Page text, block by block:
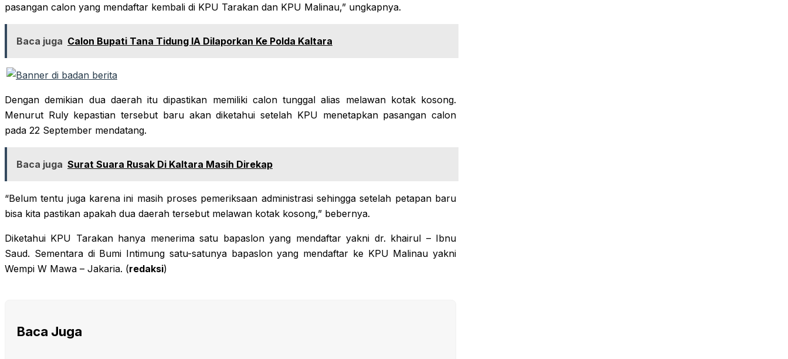
pasangan calon yang mendaftar kembali di KPU Tarakan dan KPU Malinau,” ungkapnya.
Baca juga Calon Bupati Tana Tidung IA Dilaporkan Ke Polda Kaltara
Dengan demikian dua daerah itu dipastikan memiliki calon tunggal alias melawan kotak kosong.
Menurut Ruly kepastian tersebut baru akan diketahui setelah KPU menetapkan pasangan calon
pada 22 September mendatang.
Baca juga Surat Suara Rusak Di Kaltara Masih Direkap
“Belum tentu juga karena ini masih proses pemeriksaan administrasi sehingga setelah petapan baru
bisa kita pastikan apakah dua daerah tersebut melawan kotak kosong,” bebernya.
Diketahui KPU Tarakan hanya menerima satu bapaslon yang mendaftar yakni dr. khairul – Ibnu
Saud. Sementara di Bumi Intimung satu-satunya bapaslon yang mendaftar ke KPU Malinau yakni
Wempi W Mawa – Jakaria. (redaksi)
Baca Juga